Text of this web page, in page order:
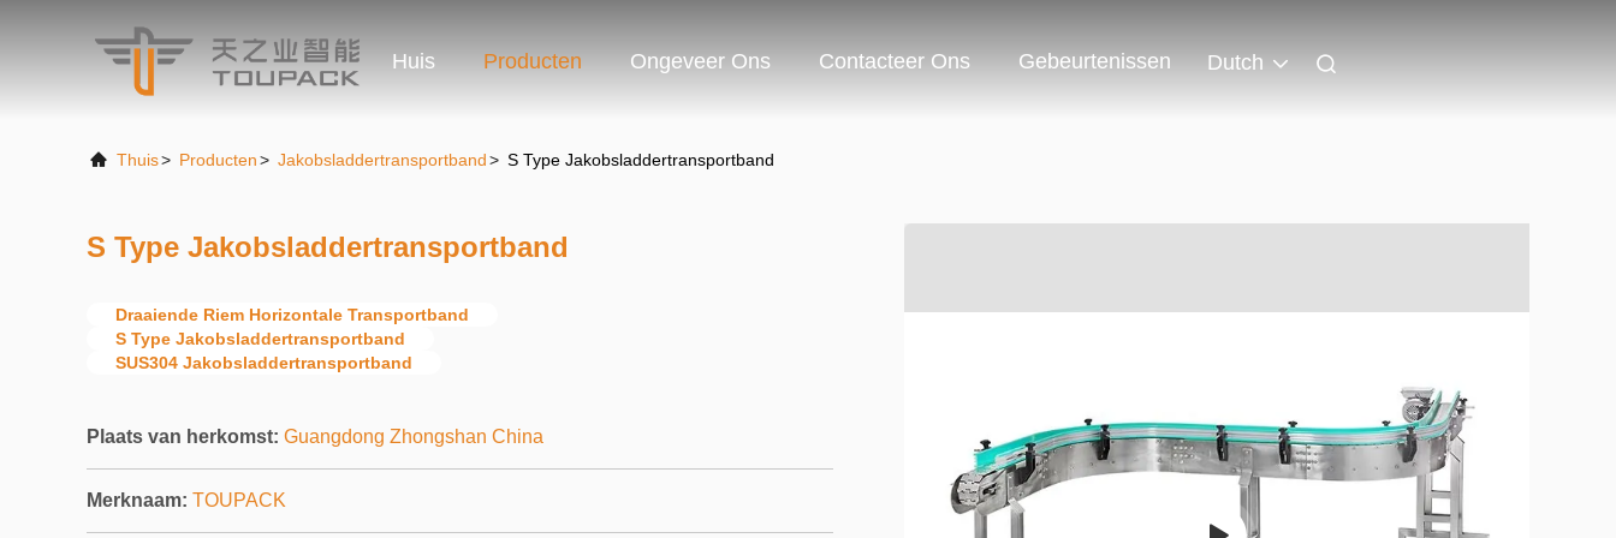
Huis Producten Ongeveer Ons Contacteer Ons Gebeurtenissen Dutch
Thuis> Producten> Jakobsladdertransportband> S Type Jakobsladdertransportband
S Type Jakobsladdertransportband
Draaiende Riem Horizontale Transportband
S Type Jakobsladdertransportband
SUS304 Jakobsladdertransportband
Plaats van herkomst: Guangdong Zhongshan China
Merknaam: TOUPACK